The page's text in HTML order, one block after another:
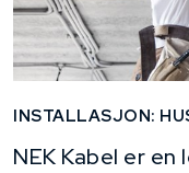
INSTALLASJON:
NEK Kabel er